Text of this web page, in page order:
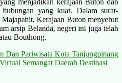
yang kuat. Dalam surat-
Kerajaan Buton menyebut
arsip Belanda, negeri ini juga telah
Bouthong.
Dan Pariwisata Kota Tanjungpinang
Semangat Daerah Destinasi